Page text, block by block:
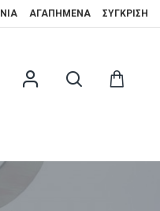
ΑΓΑΠΗΜΈΝΑ ΣΎΓΚΡΙΣΗ